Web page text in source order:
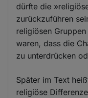
dürfte die
zurückzuführen
religiösen
waren, dass die
zu unterdrücken
Später im Text
religiöse